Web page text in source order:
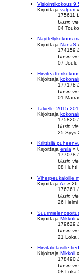
Visiointikokous
Kirjoittaja valpuri »
175611
Uusin
04
Näyttelykokous
Kirjoittaja NanaS
174159
Uusin
07
Kirjoittaja
177178
Uusin
01
Talvelle 2015-
Kirjoittaja
175820
Uusin
25 Syys
Kriittisiä
Kirjoittaja enila »
177078
Uusin
08 Huhti
Viherpeukaloille
Kirjoittaja Az » 26
176361
Uusin
26
Kirjoittaja Mikkoli »
179629
Uusin
21 Loka
Hirvitalolaisille
Kirjoittaja Mikkoli »
178490
Uusin
08 Loka